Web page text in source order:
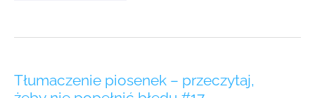
Tłumaczenie piosenek – przeczytaj,
Tłumaczenie
piosenek